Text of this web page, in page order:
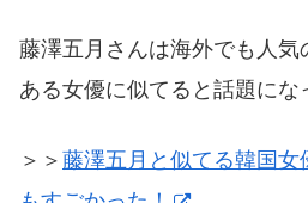
藤澤五月さんは海外でも人
ある女優に似てると話題にな
＞＞藤澤五月と似てる韓国